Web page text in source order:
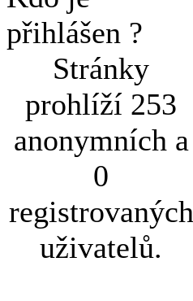
přihlášen ?
Stránky
prohlíží 253
anonymních a
0
registrovaných
uživatelů.